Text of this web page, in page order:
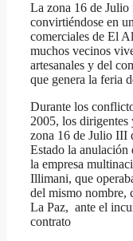
La zona 16 de Julio
convirtiéndose en
comerciales de El
muchos vecinos
artesanales y del
que genera la feria
Durante los
2005, los dirigentes
zona 16 de Julio III
Estado la anulación
la empresa
Illimani, que
del mismo nombre,
La Paz, ante el
contrato